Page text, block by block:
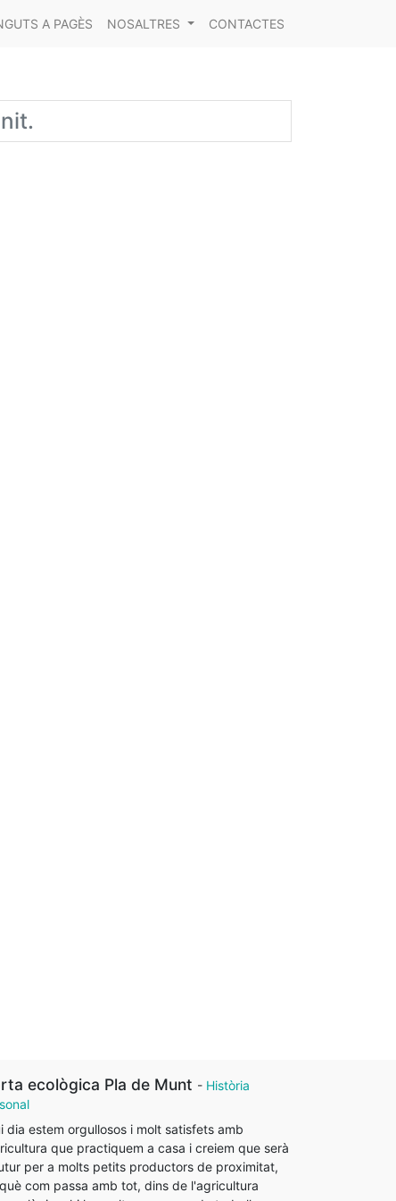
A PAGÈS NOSALTRES CONTACTES
ecològica Pla de Munt - Història
dia estem orgullosos i molt satisfets amb
que practiquem a casa i creiem que serà
per a molts petits productors de proximitat,
com passa amb tot, dins de l'agricultura